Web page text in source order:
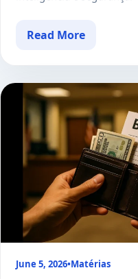
Read More
June 5, 2026•Matérias